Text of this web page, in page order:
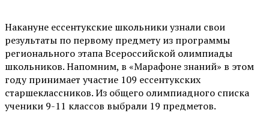
Накануне ессентукские школьники узнали свои
результаты по первому предмету из программы
регионального этапа Всероссийской олимпиады
школьников. Напомним, в «Марафоне знаний» в этом
году принимает участие 109 ессентукских
старшеклассников. Из общего олимпиадного списка
ученики 9-11 классов выбрали 19 предметов.